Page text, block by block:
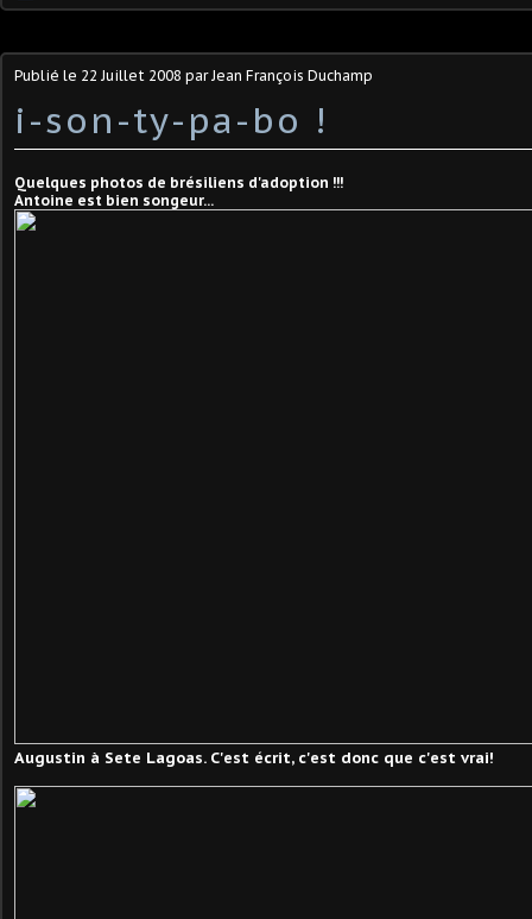
Publié le 22 Juillet 2008 par Jean François Duchamp
i-son-ty-pa-bo !
Quelques photos de brésiliens d'adoption !!!
Antoine est bien songeur...
Augustin à Sete Lagoas. C'est écrit, c'est donc que c'est vrai!